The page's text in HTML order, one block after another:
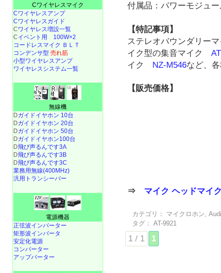
付属品：パワーモジュ
【特記事項】
ステレオバウンダリー
イク型の集音マイク
イク NZ-M546など、
【販売価格】
⇒ マイク ヘッドマイ
カテゴリ： マイクロホン,
タグ：
AT-9921
1 / 1 1
Cワイヤレスマイク
Cワイヤレスアンプ
Cワイヤレスガイド
Cワイヤレス増設一覧
Cイベント用 100W×2
コードレスマイク ＢＬＴ
コンデンサ型 売れ筋
小型ワイヤレスアンプ
ワイヤレスシステム一覧
無線機
Dガイドイヤホン 10台
Dガイドイヤホン 20台
Dガイドイヤホン 50台
Dガイドイヤホン100台
D飛び声るんです3A
D飛び声るんです3B
D飛び声るんです3C
業務用無線(400MHz)
汎用トランシーバー
電源機器
正弦波インバーター
矩形波インバータ
安定化電源
コンバーター
アップバーター